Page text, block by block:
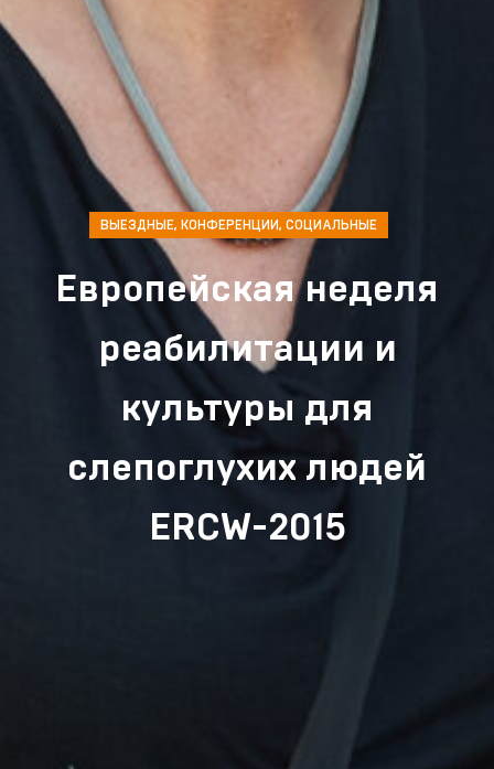
ВЫЕЗДНЫЕ, КОНФЕРЕНЦИИ, СОЦИАЛЬНЫЕ
Европейская неделя
реабилитации и
культуры для
слепоглухих людей
ERCW-2015